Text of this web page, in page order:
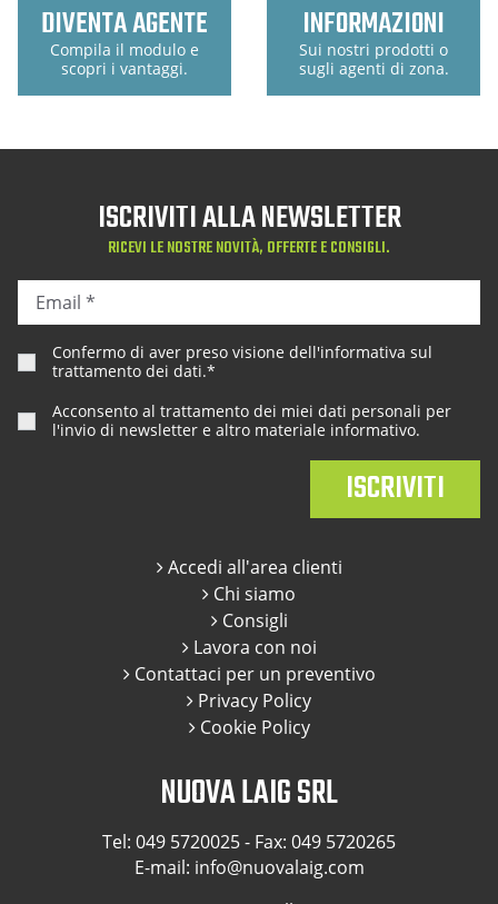
DIVENTA AGENTE
Compila il modulo e
scopri i vantaggi.
INFORMAZIONI
Sui nostri prodotti o
sugli agenti di zona.
NUOVA LAIG SRL
Tel: 049 5720025- Fax: 049 5720265
E-mail: info@nuovalaig.com
Accedi all'area clienti
Chi siamo
Consigli
Lavora con noi
Contattaci per un preventivo
Privacy Policy
Cookie Policy
ISCRIVITI ALLA NEWSLETTER
RICEVI LE NOSTRE NOVITÀ, OFFERTE E CONSIGLI.
Confermo di aver preso visione dell'informativa sul
trattamento dei dati.*
Acconsento al trattamento dei miei dati personali per
l'invio di newsletter e altro materiale informativo.